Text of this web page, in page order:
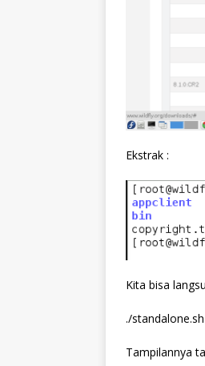
Ekstrak :
Kita bisa
./standalone.sh
Tampilannya